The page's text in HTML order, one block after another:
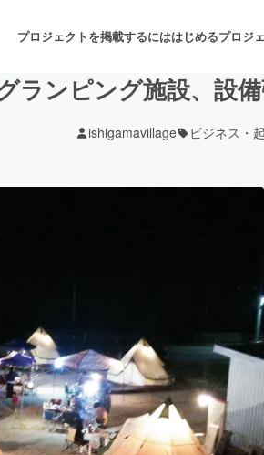
プロジェクトを掲載するにははじめるプロジ
舞
書籍・雑誌出版 ア
レンジ ビ
ランピング施設、設
ishigamavillage ビジネス・